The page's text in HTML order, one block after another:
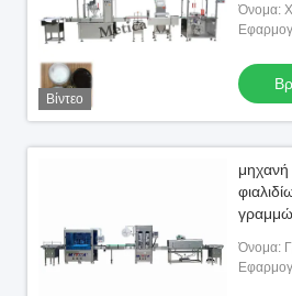
Βίντεο
Όνομα:
γραμμή
Όνομα:
ελαίου